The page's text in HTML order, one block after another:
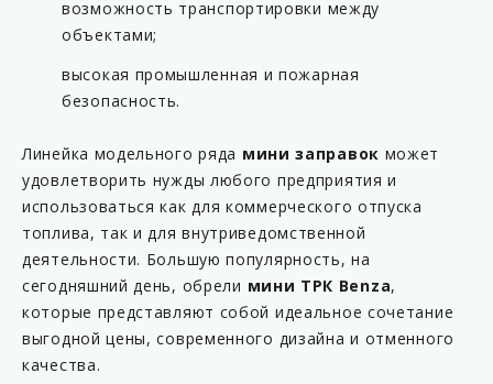
возможность транспортировки между
объектами;
высокая промышленная и пожарная
безопасность.
Линейка модельного ряда мини заправок может
удовлетворить нужды любого предприятия и
использоваться как для коммерческого отпуска
топлива, так и для внутриведомственной
деятельности. Большую популярность, на
сегодняшний день, обрели мини ТРК Benza,
которые представляют собой идеальное сочетание
выгодной цены, современного дизайна и отменного
качества.